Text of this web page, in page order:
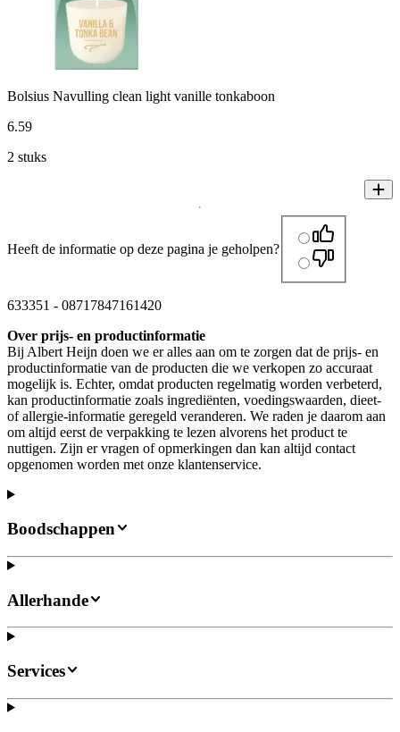
Bolsius Navulling clean light vanille tonkaboon
6.59
2 stuks
Heeft de informatie op deze pagina je geholpen?
633351 - 08717847161420
Over prijs- en productinformatie
Bij Albert Heijn doen we er alles aan om te zorgen dat de prijs- en
productinformatie van de producten die we verkopen zo accuraat
mogelijk is. Echter, omdat producten regelmatig worden verbeterd,
kan productinformatie zoals ingrediënten, voedingswaarden, dieet-
of allergie-informatie geregeld veranderen. We raden je daarom aan
om altijd eerst de verpakking te lezen alvorens het product te
nuttigen. Zijn er vragen of opmerkingen dan kan altijd contact
opgenomen worden met onze klantenservice.
Boodschappen
Allerhande
Services